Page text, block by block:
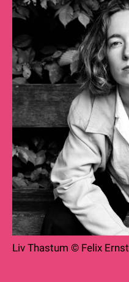
Liv Thastum © Felix Ernst